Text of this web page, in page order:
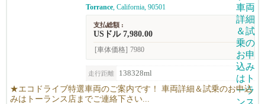
Torrance, California, 90501
支払総額 :
USドル 7,980.00
[車体価格] 7980
走行距離 138328ml
★エコドライブ特選車両のご案内です！ 車両詳細＆試乗のお申込
みはトーランス店までご連絡下さい...